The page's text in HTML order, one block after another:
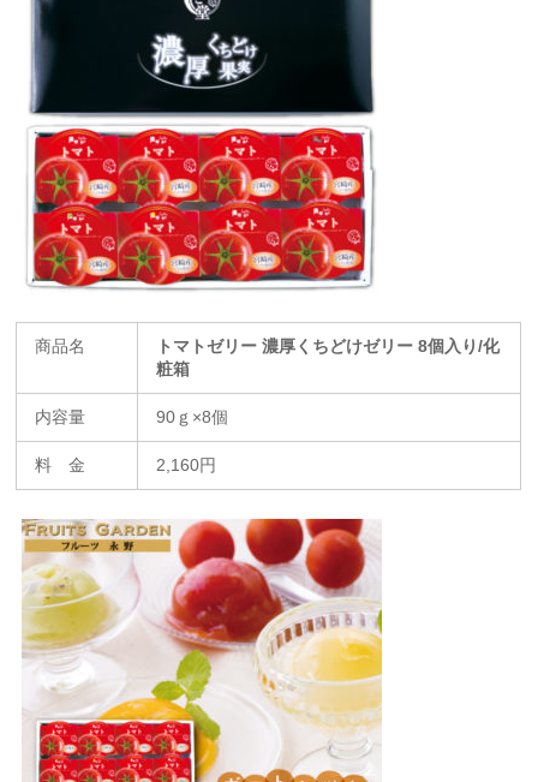
商品名
トマトゼリー 濃厚くちどけゼリー 8個入り/化
粧箱
内容量 90ｇ×8個
料 金 2,160円